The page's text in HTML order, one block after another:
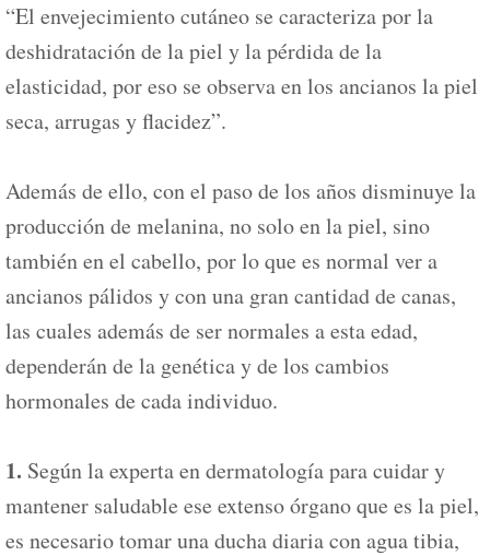
“El envejecimiento cutáneo se caracteriza por la
deshidratación de la piel y la pérdida de la
elasticidad, por eso se observa en los ancianos la piel
seca, arrugas y flacidez”.
Además de ello, con el paso de los años disminuye la
producción de melanina, no solo en la piel, sino
también en el cabello, por lo que es normal ver a
ancianos pálidos y con una gran cantidad de canas,
las cuales además de ser normales a esta edad,
dependerán de la genética y de los cambios
hormonales de cada individuo.
1. Según la experta en dermatología para cuidar y
mantener saludable ese extenso órgano que es la piel,
es necesario tomar una ducha diaria con agua tibia,